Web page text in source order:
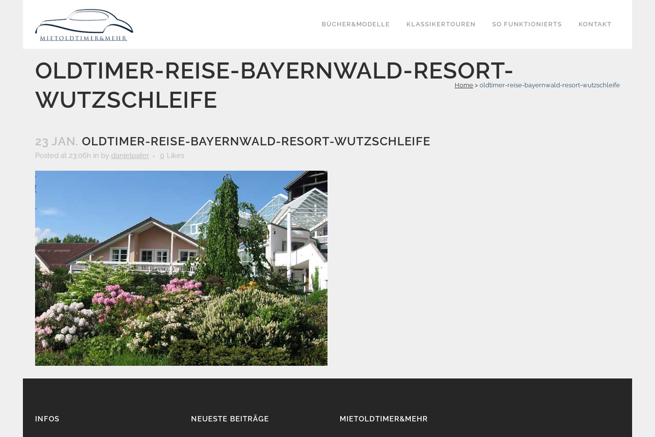
BÜCHER&MODELLE KLASSIKERTOUREN SO FUNKTIONIERTS KONTAKT
Home > oldtimer-reise-bayernwald-resort-wutzschleife
OLDTIMER-REISE-BAYERNWALD-RESORT-
WUTZSCHLEIFE
23 JAN. OLDTIMER-REISE-BAYERNWALD-RESORT-WUTZSCHLEIFE
Posted at 23:06h in by danielpater 0 Likes
INFOS NEUESTE BEITRÄGE MIETOLDTIMER&MEHR